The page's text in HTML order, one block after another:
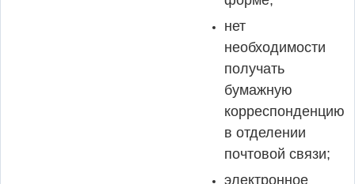
нет
необходимости
получать
бумажную
корреспонденцию
в отделении
почтовой связи;
электронное